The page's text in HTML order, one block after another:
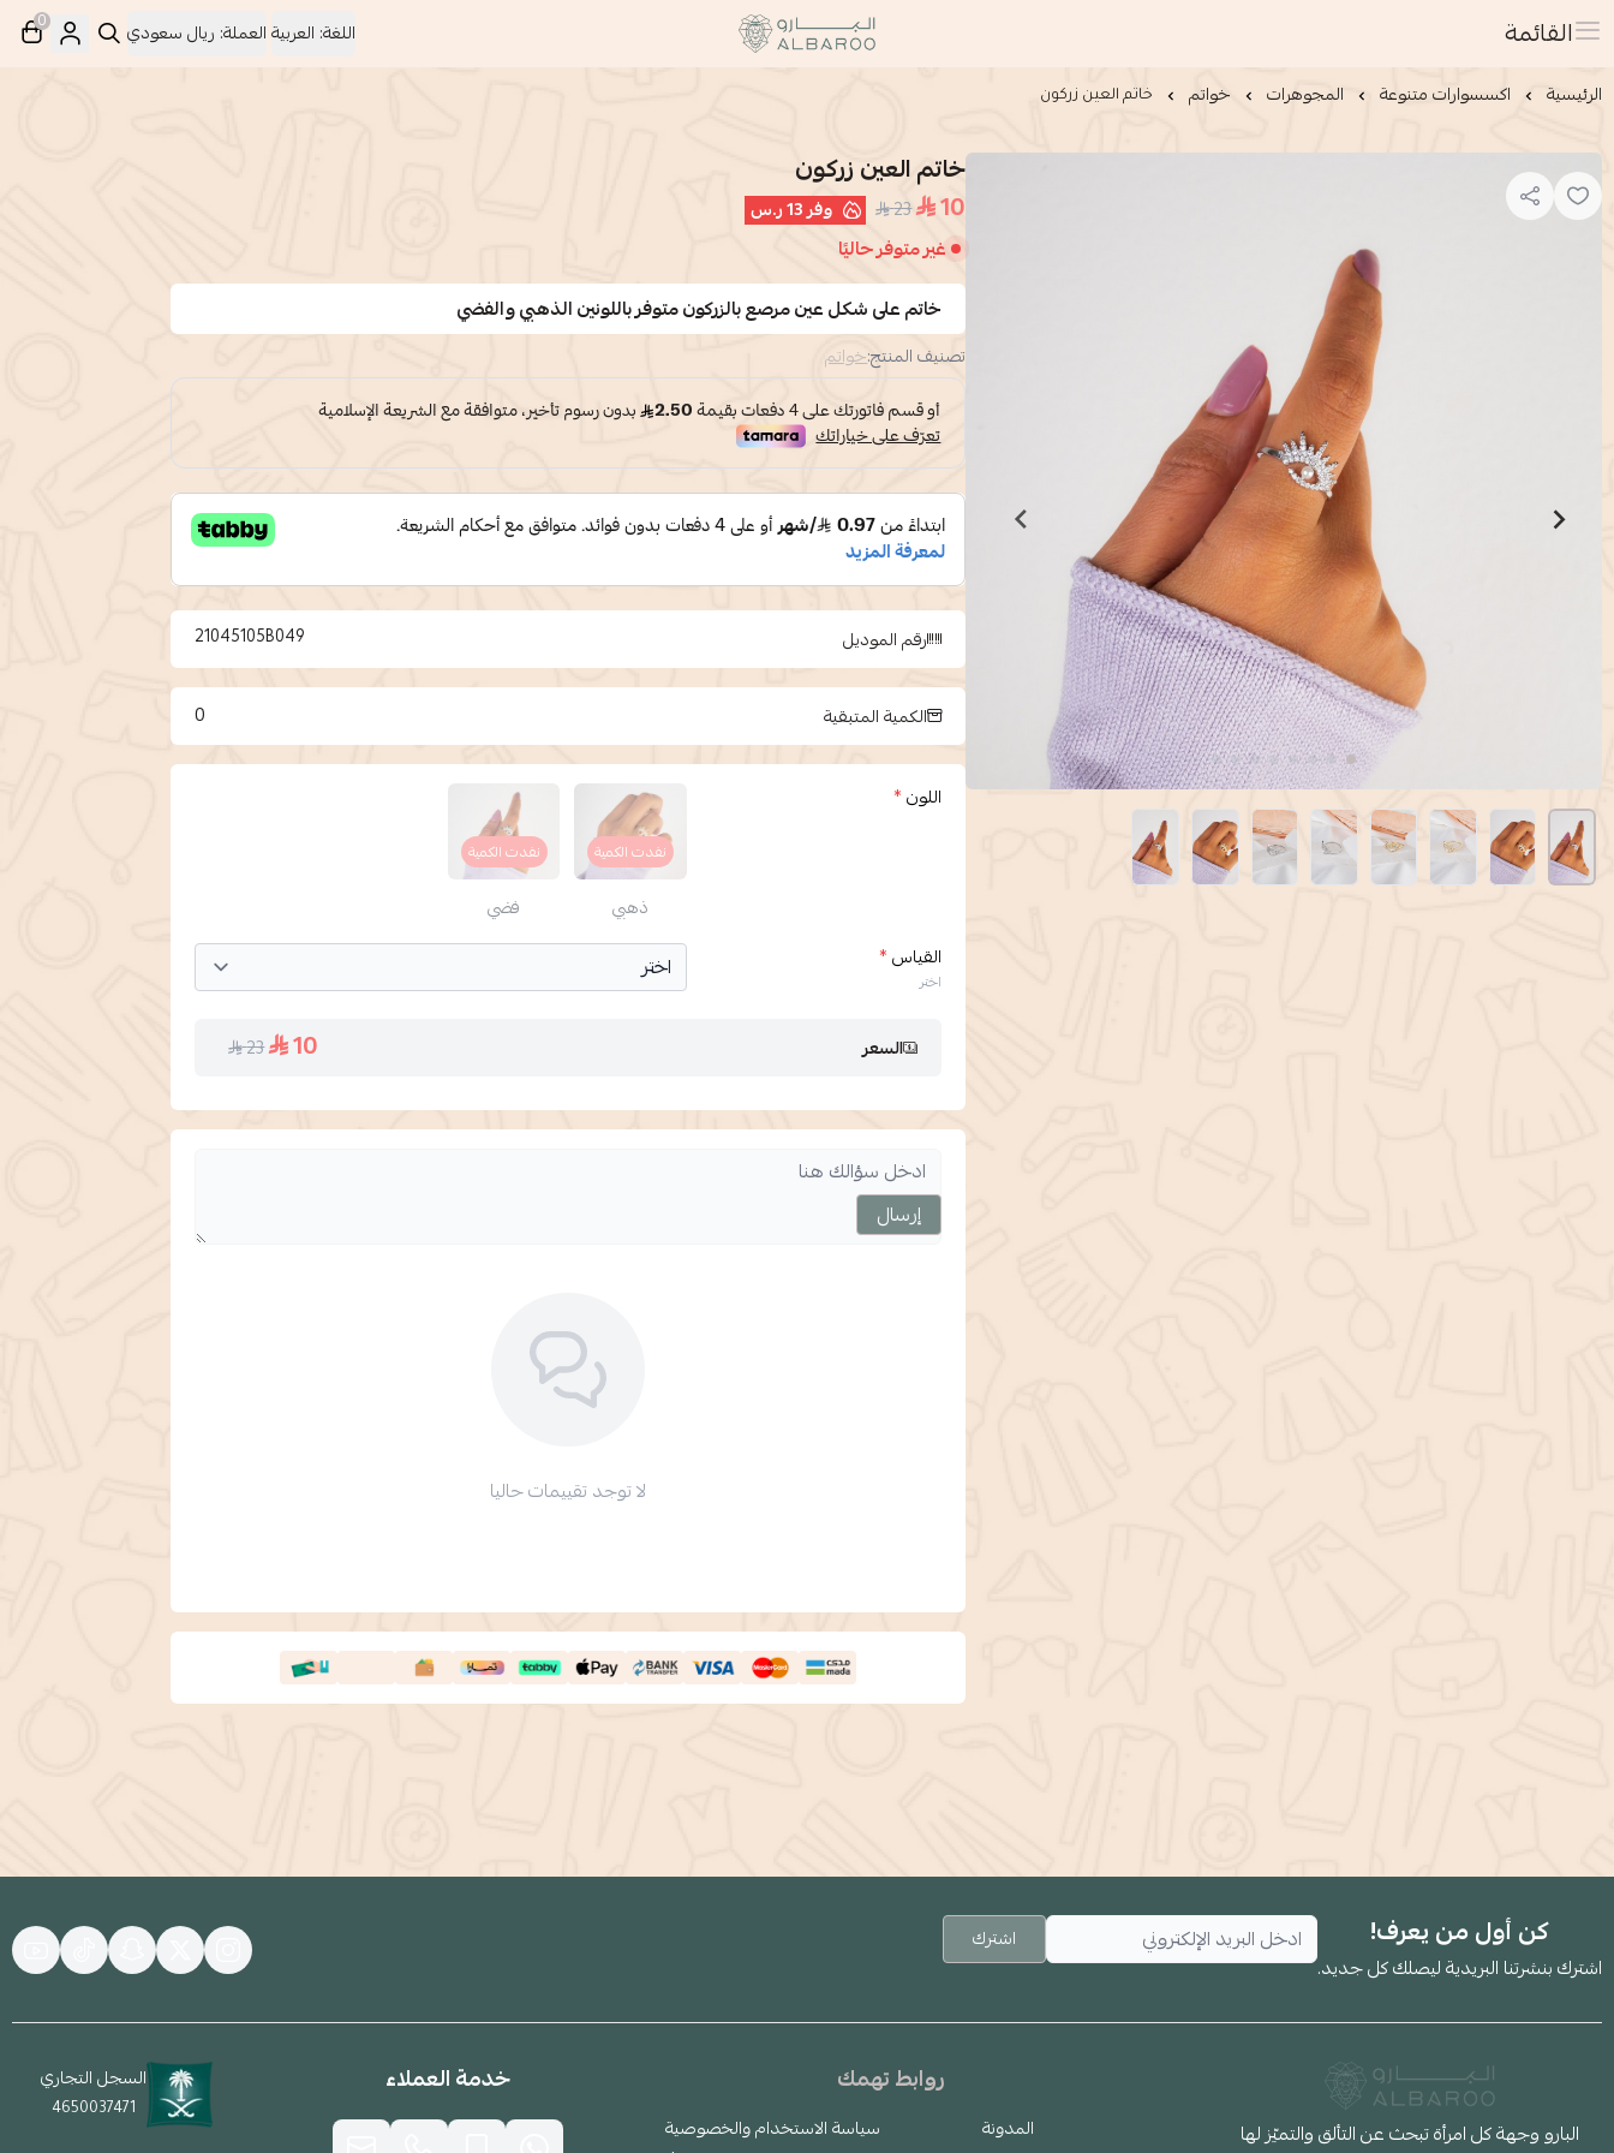
القائمة البارو | Albaroo اللغة: العربيةالعملة: ريال سعودي 0
الرئيسية اكسسوارات متنوعة المجوهرات خواتم خاتم العين زركون
خاتم العين زركون
10
23 وفر13 ر.س
غير متوفر حاليًا
خاتم على شكل عين مرصع بالزركون متوفر باللونين الذهبي والفضي
تصنيف المنتج:خواتم
رقم الموديل 21045105B049
الكمية المتبقية 0
اللون*
نفدت الكمية
ذهبي
نفدت الكمية
فضي
القياس*
اختر
السعر 10
23
إرسال
لا توجد تقييمات حاليا
كن أول من يعرف!
اشترك بنشرتنا البريدية ليصلك كل جديد.
اشترك
البارو وجهة كل امرأة تبحث عن التألق والتميّز لها
روابط تهمك
المدونة
سياسة الاستخدام والخصوصية
خدمة العملاء السجل التجاري
4650037471